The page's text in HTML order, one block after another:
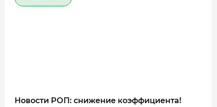
Новости РОП: снижение коэффициента!